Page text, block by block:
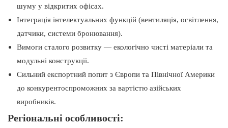
шуму у відкритих офісах.
Інтеграція інтелектуальних функцій (вентиляція, освітлення,
датчики, системи бронювання).
Вимоги сталого розвитку — екологічно чисті матеріали та
модульні конструкції.
Сильний експортний попит з Європи та Північної Америки
до конкурентоспроможних за вартістю азійських
виробників.
Регіональні особливості: